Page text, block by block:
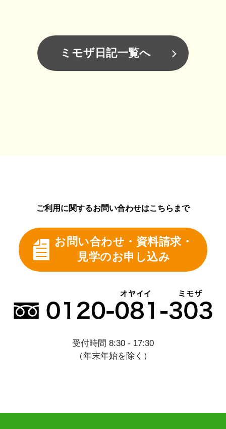
ミモザ日記一覧へ
ご利用に関するお問い合わせはこちらまで
お問い合わせ・資料請求・
見学のお申し込み
受付時間 8:30 - 17:30
（年末年始を除く）